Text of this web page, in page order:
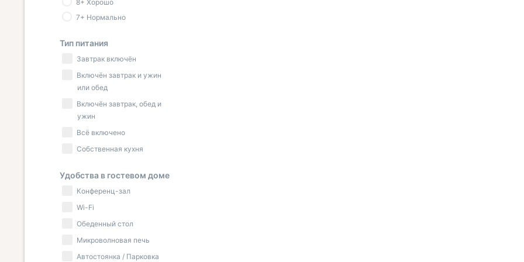
Дивноморское.
8+ Хорошо
7+ Нормально
Тип питания
Завтрак включён
Включён завтрак и ужин
или обед
Включён завтрак, обед и
ужин
Всё включено
Собственная кухня
Удобства в гостевом доме
Конференц-зал
Wi-Fi
Обеденный стол
Микроволновая печь
Автостоянка / Парковка